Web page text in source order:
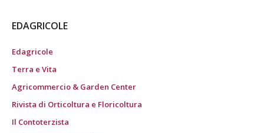
EDAGRICOLE
Edagricole
Terra e Vita
Agricommercio & Garden Center
Rivista di Orticoltura e Floricoltura
Il Contoterzista